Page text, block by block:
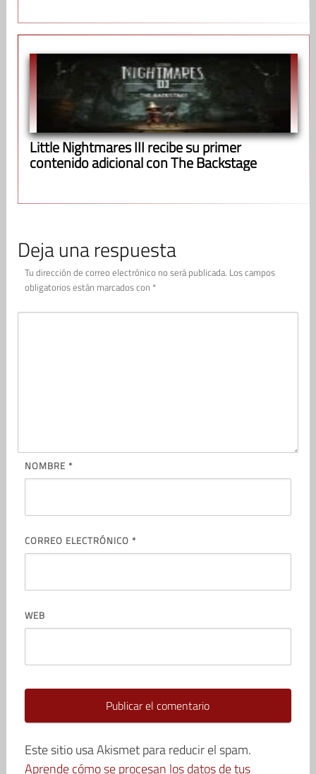
Little Nightmares III recibe su primer
contenido adicional con The Backstage
Deja una respuesta
Tu dirección de correo electrónico no será publicada. Los campos
obligatorios están marcados con *
NOMBRE *
CORREO ELECTRÓNICO *
WEB
Este sitio usa Akismet para reducir el spam.
Aprende cómo se procesan los datos de tus